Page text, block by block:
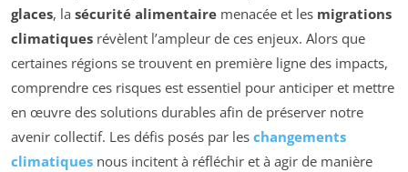
glaces, la sécurité alimentaire menacée et les migrations
climatiques révèlent l’ampleur de ces enjeux. Alors que
certaines régions se trouvent en première ligne des impacts,
comprendre ces risques est essentiel pour anticiper et mettre
en œuvre des solutions durables afin de préserver notre
avenir collectif. Les défis posés par les changements
climatiques nous incitent à réfléchir et à agir de manière